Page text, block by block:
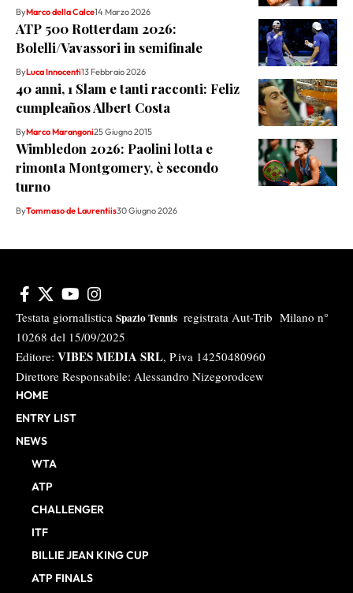
ByMarco della Calce14 Marzo 2026
ATP 500 Rotterdam 2026:
Bolelli/Vavassori in semifinale
ByLuca Innocenti13 Febbraio 2026
40 anni, 1 Slam e tanti racconti: Feliz
cumpleaños Albert Costa
ByMarco Marangoni25 Giugno 2015
Wimbledon 2026: Paolini lotta e
rimonta Montgomery, è secondo
turno
ByTommaso de Laurentiis30 Giugno 2026
Testata giornalistica Spazio Tennis registrata Aut-Trib Milano n°
10268 del 15/09/2025
Editore: VIBES MEDIA SRL, P.iva 14250480960
Direttore Responsabile: Alessandro Nizegorodcew
HOME
ENTRY LIST
NEWS
WTA
ATP
CHALLENGER
ITF
BILLIE JEAN KING CUP
ATP FINALS